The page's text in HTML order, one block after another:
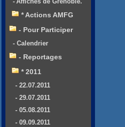
* Actions AMFG
- Pour Participer
- Calendrier
- Reportages
* 2011
- 22.07.2011
- 29.07.2011
- 05.08.2011
- 09.09.2011